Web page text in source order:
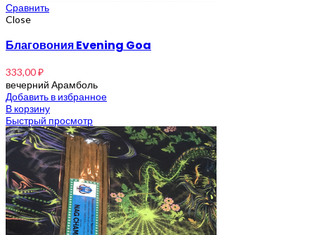
Сравнить
Close
Благовония Evening Goa
333,00₽
вечерний Арамболь
Добавить в избранное
В корзину
Быстрый просмотр